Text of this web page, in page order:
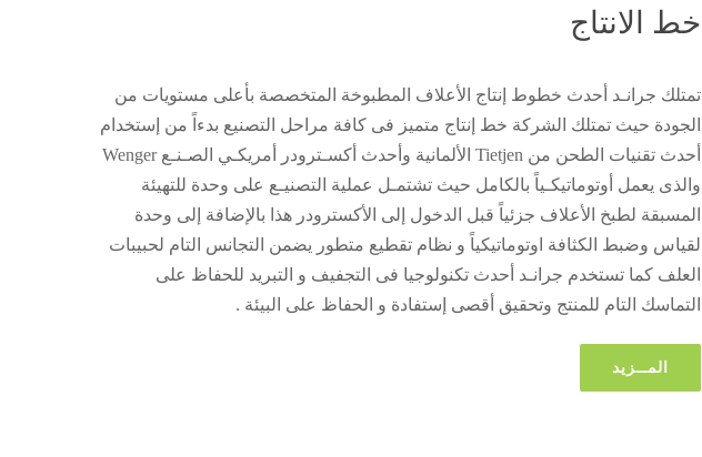
خط الانتاج
تمتلك جرانـد أحدث خطوط إنتاج الأعلاف المطبوخة المتخصصة بأعلى مستويات من
الجودة حيث تمتلك الشركة خط إنتاج متميز فى كافة مراحل التصنيع بدءاً من إستخدام
أحدث تقنيات الطحن من Tietjen الألمانية وأحدث أكسـترودر أمريكـي الصـنـع Wenger
والذى يعمل أوتوماتيكـياً بالكامل حيث تشتمـل عملية التصنيـع على وحدة للتهيئة
المسبقة لطبخ الأعلاف جزئياً قبل الدخول إلى الأكسترودر هذا بالإضافة إلى وحدة
لقياس وضبط الكثافة اوتوماتيكياً و نظام تقطيع متطور يضمن التجانس التام لحبيبات
العلف كما تستخدم جرانـد أحدث تكنولوجيا فى التجفيف و التبريد للحفاظ على
التماسك التام للمنتج وتحقيق أقصى إستفادة و الحفاظ على البيئة .
المــزيد